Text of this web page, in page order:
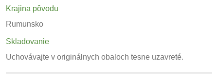
Krajina pôvodu
Rumunsko
Skladovanie
Uchovávajte v originálnych obaloch tesne uzavreté.